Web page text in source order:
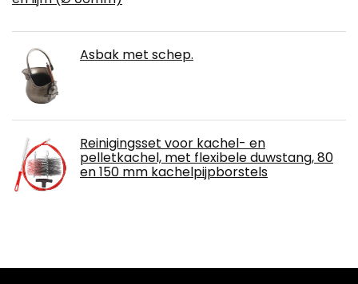
Asbak met schep.
Reinigingsset voor kachel- en
pelletkachel, met flexibele duwstang, 80
en 150 mm kachelpijpborstels